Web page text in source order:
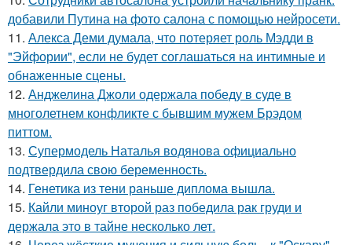
добавили Путина на фото салона с помощью нейросети.
11. Алекса Деми думала, что потеряет роль Мэдди в
"Эйфории", если не будет соглашаться на интимные и
обнаженные сцены.
12. Анджелина Джоли одержала победу в суде в
многолетнем конфликте с бывшим мужем Брэдом
питтом.
13. Супермодель Наталья водянова официально
подтвердила свою беременность.
14. Генетика из тени раньше диплома вышла.
15. Кайли миноуг второй раз победила рак груди и
держала это в тайне несколько лет.